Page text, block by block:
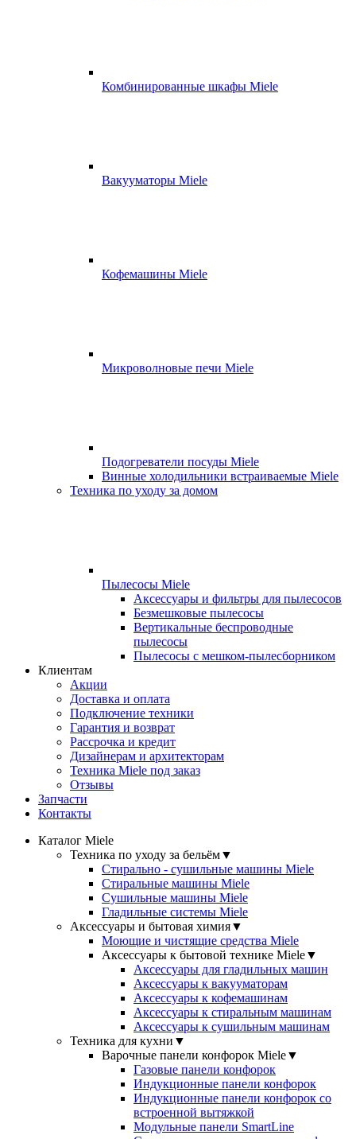
Комбинированные шкафы Miele
Вакууматоры Miele
Кофемашины Miele
Микроволновые печи Miele
Подогреватели посуды Miele
Винные холодильники встраиваемые Miele
Техника по уходу за домом
Пылесосы Miele
Аксессуары и фильтры для пылесосов
Безмешковые пылесосы
Вертикальные беспроводные
пылесосы
Пылесосы с мешком-пылесборником
Клиентам
Акции
Доставка и оплата
Подключение техники
Гарантия и возврат
Рассрочка и кредит
Дизайнерам и архитекторам
Техника Miele под заказ
Отзывы
Запчасти
Контакты
Каталог Miele
Техника по уходу за бельём▼
Стирально - сушильные машины Miele
Стиральные машины Miele
Сушильные машины Miele
Гладильные системы Miele
Аксессуары и бытовая химия▼
Моющие и чистящие средства Miele
Аксессуары к бытовой технике Miele▼
Аксессуары для гладильных машин
Аксессуары к вакууматорам
Аксессуары к кофемашинам
Аксессуары к стиральным машинам
Аксессуары к сушильным машинам
Техника для кухни ▼
Варочные панели конфорок Miele▼
Газовые панели конфорок
Индукционные панели конфорок
Индукционные панели конфорок со
встроенной вытяжкой
Модульные панели SmartLine